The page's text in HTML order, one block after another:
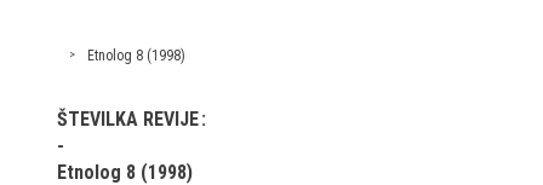
razstave
Stalne razstave
Občasne razstave
Etnolog 8 (1998)
ŠTEVILKA REVIJE
Etnolog 8 (1998)